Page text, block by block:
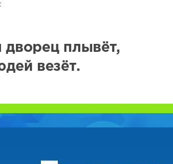
дворец плывёт,
везёт.